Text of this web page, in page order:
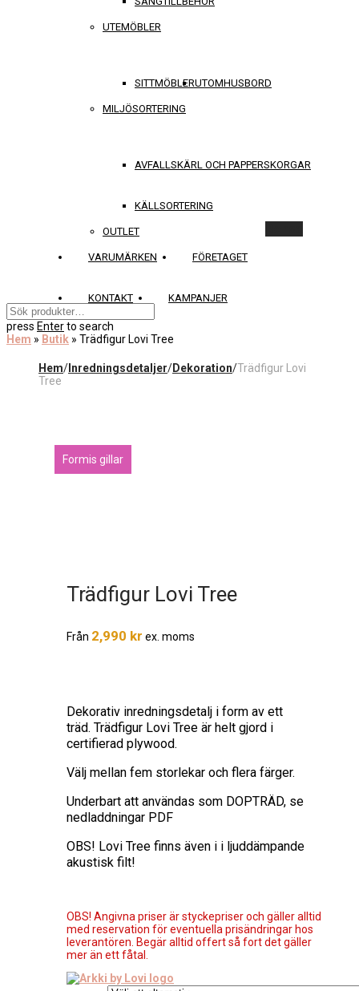
UTEMÖBLER
SITTMÖBLERUTOMHUSBORD
MILJÖSORTERING
AVFALLSKÄRL OCH PAPPERSKORGAR
KÄLLSORTERING
OUTLET
VARUMÄRKEN FÖRETAGET
KONTAKT KAMPANJER
press Enterto search
Hem » Butik » Trädfigur Lovi Tree
Hem/ Inredningsdetaljer/Dekoration/Trädfigur Lovi
Tree
Trädfigur Lovi Tree
Från 2,990 kr ex. moms
Dekorativ inredningsdetalj i form av ett
träd. Trädfigur Lovi Tree är helt gjord i
certifierad plywood.
Välj mellan fem storlekar och flera färger.
Underbart att användas som DOPTRÄD, se
nedladdningar PDF
OBS! Lovi Tree finns även i i ljuddämpande
akustisk filt!
OBS! Angivna priser är styckepriser och gäller alltid
med reservation för eventuella prisändringar hos
leverantören. Begär alltid offert så fort det gäller
mer än ett fåtal.
Formis gillar